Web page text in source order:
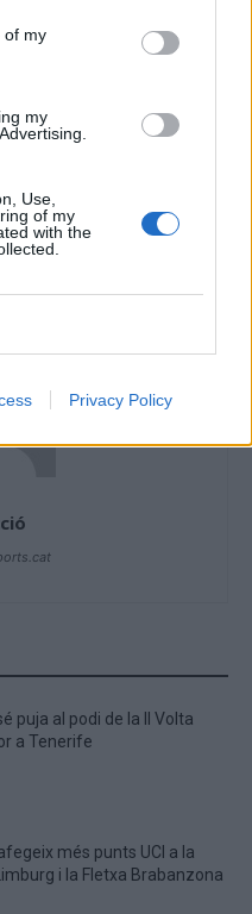
of my
my
Use,
of my
with the
Privacy Policy
Nil Ibáñez i Clàudia Giralt, els
més ràpids a la Baixada del
puja al podi de la II Volta
a Tenerife
més punts UCI a la
i la Fletxa Brabanzona